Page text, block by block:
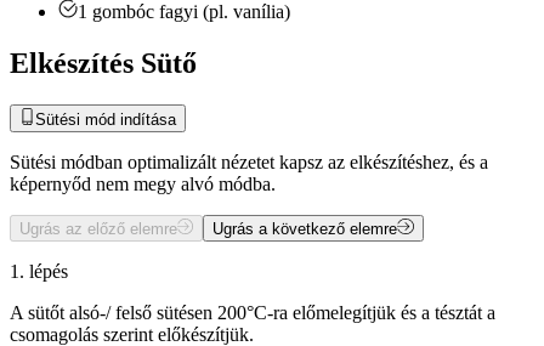
1 gombóc fagyi (pl. vanília)
Elkészítés Sütő
Sütési mód indítása
Sütési módban optimalizált nézetet kapsz az elkészítéshez, és a
képernyőd nem megy alvó módba.
Ugrás az előző elemre Ugrás a következő elemre
1. lépés
A sütőt alsó-/ felső sütésen 200°C-ra előmelegítjük és a tésztát a
csomagolás szerint előkészítjük.